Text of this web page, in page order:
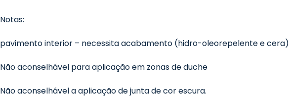
Notas:
pavimento interior – necessita acabamento (hidro-oleorepelente e cera)
Não aconselhável para aplicação em zonas de duche
Não aconselhável a aplicação de junta de cor escura.